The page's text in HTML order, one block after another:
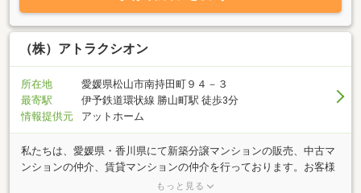
（株）アトラクシオン
所在地
愛媛県松山市南持田町９４－３
最寄駅
伊予鉄道環状線 勝山町駅 徒歩3分
情報提供元
アットホーム
私たちは、愛媛県・香川県にて新築分譲マンションの販売、中古マ
ンションの仲介、賃貸マンションの仲介を行っております。お客様
のご希望に寄り添いながら、最新の市場動向をわかりやすくご説明
もっと見る